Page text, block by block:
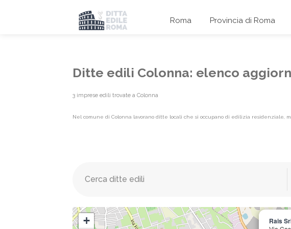
Roma Provincia di Roma
Ditte edili Colonna: elenco
3 imprese edili trovate a Colonna
Nel comune di Colonna lavorano ditte locali che si occupano di edilizia residenziale,
Elenco imprese edili {label}
Rais
+